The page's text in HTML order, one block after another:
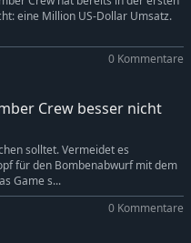
eine Million US-Dollar Umsatz.
0 Kommentare
Crew besser nicht
solltet. Vermeidet es
für den Bombenabwurf mit dem
Game s...
0 Kommentare